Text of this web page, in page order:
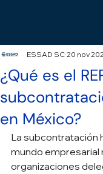
¿Qué es el
en México?
ESSAD SC 20 nov
La subcontratación
mundo empresarial
organizaciones